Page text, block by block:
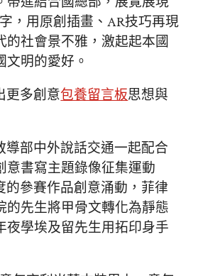
，用原創插畫、AR技巧再現
的社會景不雅，激起起本國
文明的愛好。
更多創意包養留言板思想與
導部中外說話交通一起配合
意書寫主題錄像征集運動
的參賽作品創意涌動，菲律
的先生將甲骨文轉化為靜態
夜學埃及留先生用拓印身手